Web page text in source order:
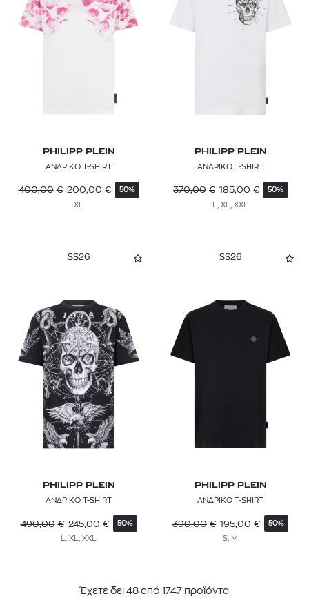
PHILIPP PLEIN
ΑΝΔΡΙΚΟ T-SHIRT
400,00 € 200,00 € 50%
XL
PHILIPP PLEIN
ΑΝΔΡΙΚΟ T-SHIRT
370,00 € 185,00 € 50%
L, XL, XXL
SS26
PHILIPP PLEIN
ΑΝΔΡΙΚΟ T-SHIRT
490,00 € 245,00 € 50%
L, XL, XXL
SS26
PHILIPP PLEIN
ΑΝΔΡΙΚΟ T-SHIRT
390,00 € 195,00 € 50%
S, M
Έχετε δει 48από 1747προϊόντα